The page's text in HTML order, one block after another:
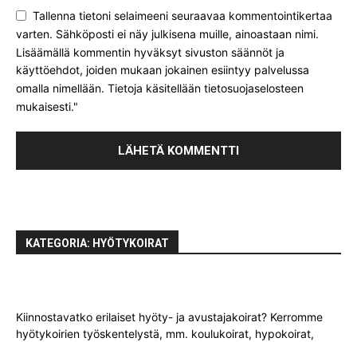
Tallenna tietoni selaimeeni seuraavaa kommentointikertaa
varten. Sähköposti ei näy julkisena muille, ainoastaan nimi.
Lisäämällä kommentin hyväksyt sivuston säännöt ja
käyttöehdot, joiden mukaan jokainen esiintyy palvelussa
omalla nimellään. Tietoja käsitellään tietosuojaselosteen
mukaisesti."
KATEGORIA: HYÖTYKOIRAT
Kiinnostavatko erilaiset hyöty- ja avustajakoirat? Kerromme
hyötykoirien työskentelystä, mm. koulukoirat, hypokoirat,